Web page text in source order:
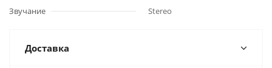
Звучание
Stereo
Доставка